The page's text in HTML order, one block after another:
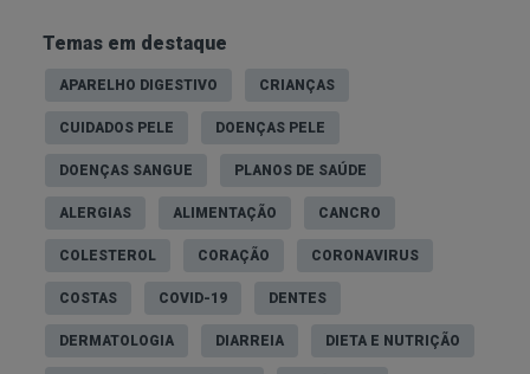
Temas em destaque
APARELHO DIGESTIVO CRIANÇAS
CUIDADOS PELE DOENÇAS PELE
DOENÇAS SANGUE PLANOS DE SAÚDE
ALERGIAS ALIMENTAÇÃO CANCRO
COLESTEROL CORAÇÃO CORONAVIRUS
COSTAS COVID-19 DENTES
DERMATOLOGIA DIARREIA DIETA E NUTRIÇÃO